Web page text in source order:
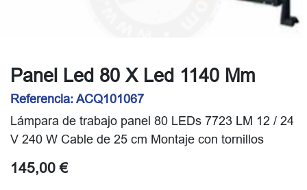
Panel Led 80 X Led 1140 Mm
Referencia:ACQ101067
Lámpara de trabajo panel 80 LEDs 7723 LM 12 / 24
V 240 W Cable de 25 cm Montaje con tornillos
145,00 €